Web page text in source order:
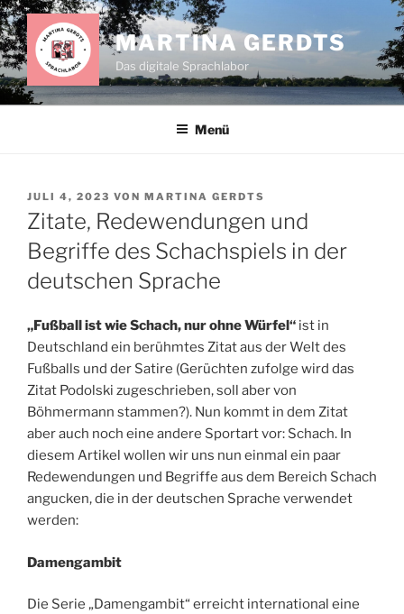
Zum
Inhalt
springen
MARTINA GERDTS
Das digitale Sprachlabor
Menü
VERÖFFENTLICHT
AM
JULI 4, 2023 VON MARTINA GERDTS
Zitate, Redewendungen und
Begriffe des Schachspiels in der
deutschen Sprache
„Fußball ist wie Schach, nur ohne Würfel“ ist in
Deutschland ein berühmtes Zitat aus der Welt des
Fußballs und der Satire (Gerüchten zufolge wird das
Zitat Podolski zugeschrieben, soll aber von
Böhmermann stammen?). Nun kommt in dem Zitat
aber auch noch eine andere Sportart vor: Schach. In
diesem Artikel wollen wir uns nun einmal ein paar
Redewendungen und Begriffe aus dem Bereich Schach
angucken, die in der deutschen Sprache verwendet
werden:
Damengambit
Die Serie „Damengambit“ erreicht international eine